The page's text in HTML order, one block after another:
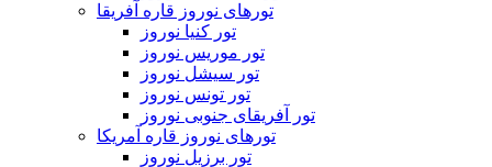
تورهای نوروز قاره آفریقا
تور کنیا نوروز
تور موریس نوروز
تور سیشل نوروز
تور تونس نوروز
تور آفریقای جنوبی نوروز
تورهای نوروز قاره آمریکا
تور برزیل نوروز